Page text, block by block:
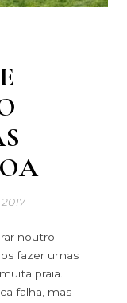
noutro
fazer umas
praia.
falha, mas